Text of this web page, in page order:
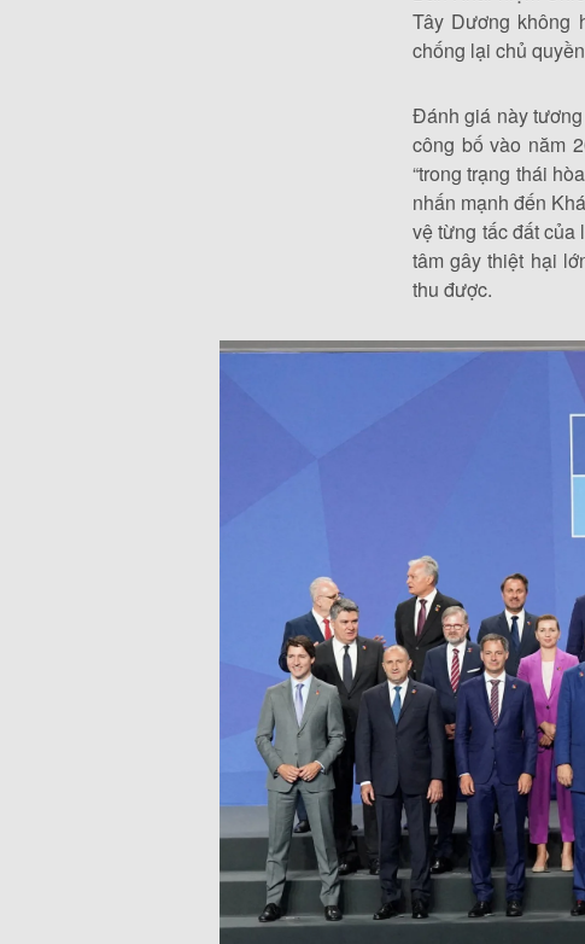
Tây Dương không
chống lại chủ
Đánh giá này
công bố vào năm
“trong trạng thái
nhấn mạnh đến
vệ từng tấc đất của
tâm gây thiệt hại
thu được.